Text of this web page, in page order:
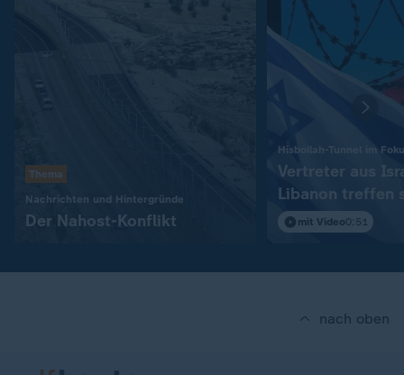
Thema
Nachrichten und Hintergründe
Der Nahost-Konflikt
Hisbollah-Tunnel im
Vertreter aus
Libanon treffen
in Rom
mit Video0:51
nach oben